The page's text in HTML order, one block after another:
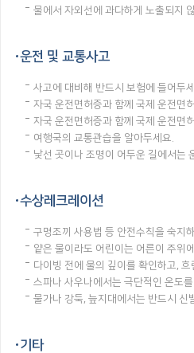
물에서 자외선에 과다하게 노출되지
운전 및 교통사고
사고에 대비해 반드시 보험에 들어두
자국 운전면허증과 함께 국제 운전면
자국 운전면허증과 함께 국제 운전면
여행국의 교통관습을 알아두세요.
낯선 곳이나 조명이 어두운 길에서는
수상레크레이션
구명조끼 사용법 등 안전수칙을 숙지
얕은 물이라도 어린이는 어른이 주위
다이빙 전에 물의 깊이를 확인하고, 흐
스파나 사우나에서는 극단적인 온도를
물가나 강둑, 늪지대에서는 반드시 신
기타